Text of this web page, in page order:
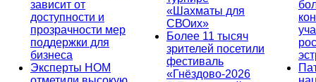
зависит от
доступности и
прозрачности мер
поддержки для
бизнеса
Эксперты НОМ
«Шахматы для
СВОих»
Более 11 тысяч
зрителей посетили
фестиваль
«Гнёздово-2026